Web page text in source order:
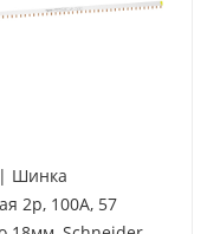
| Шинка
2p, 100А, 57